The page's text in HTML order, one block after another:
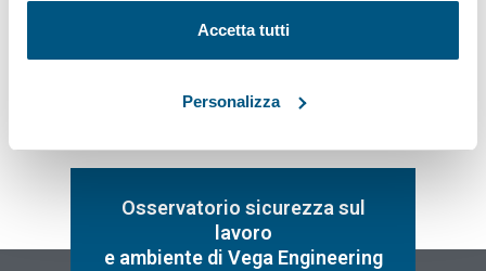
Accetta tutti
Personalizza
Osservatorio sicurezza sul
lavoro
e ambiente di Vega Engineering